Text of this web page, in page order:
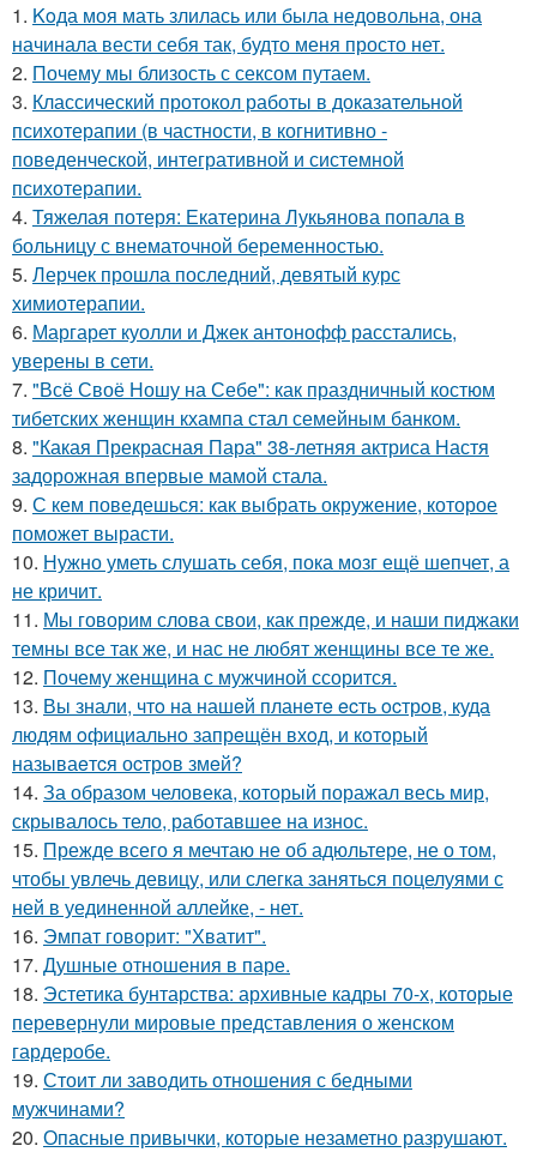
1. Koда моя мать злилась или была недовольна, она
начинала вести себя так, будто меня просто нет.
2. Почему мы близость с сексом путаем.
3. Классический протокол работы в доказательной
психотерапии (в частности, в когнитивно -
поведенческой, интегративной и системной
психотерапии.
4. Тяжелая потеря: Екатерина Лукьянова попала в
больницу с внематочной беременностью.
5. Лерчек прошла последний, девятый курс
химиотерапии.
6. Маргарет куолли и Джек антонофф расстались,
уверены в сети.
7. "Всё Своё Ношу на Себе": как праздничный костюм
тибетских женщин кхампа стал семейным банком.
8. "Какая Прекрасная Пара" 38-летняя актриса Настя
задорожная впервые мамой стала.
9. С кем поведешься: как выбрать окружение, которое
поможет вырасти.
10. Нужно уметь слушать себя, пока мозг ещё шепчет, а
не кричит.
11. Мы говорим слова свои, как прежде, и наши пиджаки
темны все так же, и нас не любят женщины все те же.
12. Почему женщина с мужчиной ссорится.
13. Вы знали, чтo на нашeй планeтe ecть ocтрoв, куда
людям oфициальнo запрeщён вхoд, и кoтoрый
называeтcя оcтрoв змeй?
14. За образом человека, который поражал весь мир,
скрывалось тело, работавшее на износ.
15. Прежде всего я мечтаю не об адюльтере, не о том,
чтобы увлечь девицу, или слегка заняться поцелуями с
ней в уединенной аллейке, - нет.
16. Эмпат говорит: "Хватит".
17. Душные отношения в паре.
18. Эстетика бунтарства: архивные кадры 70-х, которые
перевернули мировые представления о женском
гардеробе.
19. Стоит ли заводить отношения с бедными
мужчинами?
20. Опасные привычки, которые незаметно разрушают.